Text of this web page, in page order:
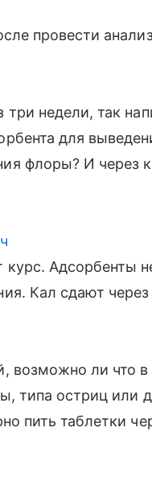
провести
три недели, так
для
флоры? И через
курс. Адсорбенты
Кал сдают
возможно ли что
типа остриц или
пить таблетки